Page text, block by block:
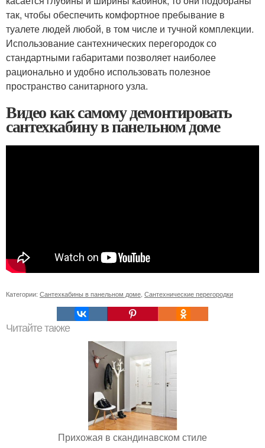
так, чтобы обеспечить комфортное пребывание в
туалете людей любой, в том числе и тучной комплекции.
Использование сантехнических перегородок со
стандартными габаритами позволяет наиболее
рационально и удобно использовать полезное
пространство санитарного узла.
Видео как самому демонтировать
сантехкабину в панельном доме
Категории: Сантехкабины в панельном доме Сантехнические перегородки
Читайте также
Прихожая в скандинавском стиле